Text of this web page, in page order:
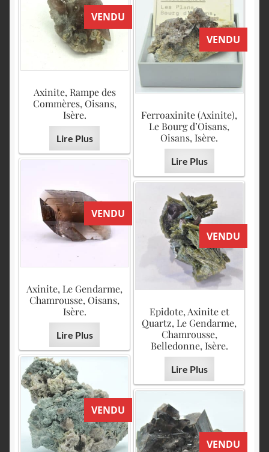
VENDU
Axinite, Rampe des
Commères, Oisans,
Isère.
Lire Plus
VENDU
Ferroaxinite (Axinite),
Le Bourg d’Oisans,
Oisans, Isère.
Lire Plus
VENDU
Axinite, Le Gendarme,
Chamrousse, Oisans,
Isère.
Lire Plus
VENDU
Epidote, Axinite et
Quartz, Le Gendarme,
Chamrousse,
Belledonne, Isère.
Lire Plus
VENDU
VENDU